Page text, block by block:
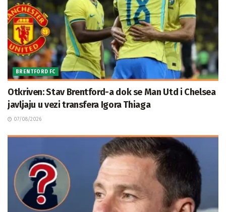
BRENTFORD FC
Otkriven: Stav Brentford-a dok se Man Utd i Chelsea
javljaju u vezi transfera Igora Thiaga
07/08/2026